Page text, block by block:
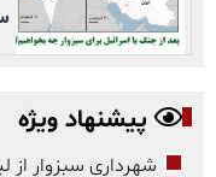
پیشنهاد ویژه
شهرداری سبزوار